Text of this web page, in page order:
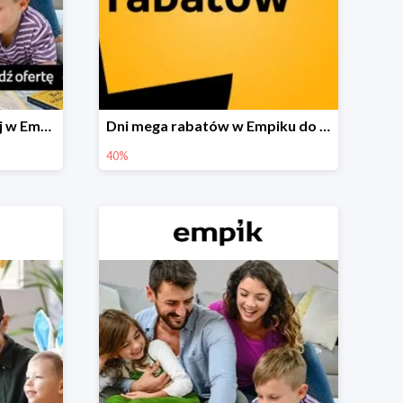
Festiwal książki dziecięcej w Empiku do -40% Dni mega rabatów w Empiku do -40%
40%